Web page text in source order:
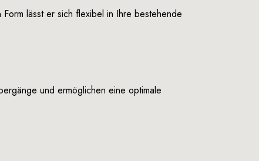
lässt er sich flexibel in Ihre bestehende
und ermöglichen eine optimale